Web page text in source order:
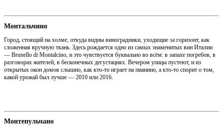
Монтальчино
Город, стоящий на холме, откуда видны виноградники, уходящие за горизонт, как
сложенная вручную ткань. Здесь рождается одно из самых знаменитых вин Италии
— Brunello di Montalcino, и это чувствуется буквально во всём: в запахе погребов, в
разговорах жителей, в бесконечных дегустациях. Вечером улицы пустеют, и из
открытых окон домов слышно, как кто-то играет на пианино, а кто-то спорит о том,
какой урожай был лучше — 2010 или 2016.
Монтепульчано